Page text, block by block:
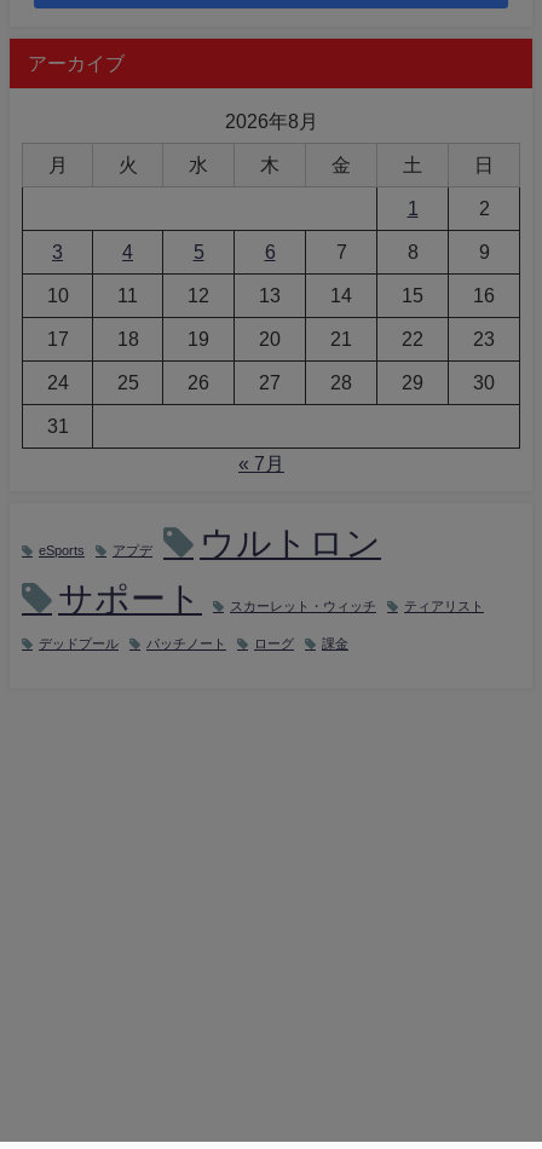
アーカイブ
2026年8月
月 火 水 木 金 土 日
1 2
3 4 5 6 7 8 9
10 11 12 13 14 15 16
17 18 19 20 21 22 23
24 25 26 27 28 29 30
31
« 7月
eSports アプデ
ウルトロン
サポート
スカーレット・ウィッチ ティアリスト
デッドプール パッチノート ローグ 課金